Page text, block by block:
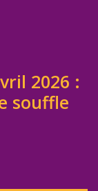
2026 :
souffle